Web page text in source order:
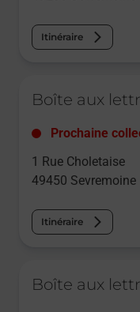
Itinéraire
Boîte aux
Prochaine
1 Rue Choletaise
49450 Sevremoine
Itinéraire
Boîte aux